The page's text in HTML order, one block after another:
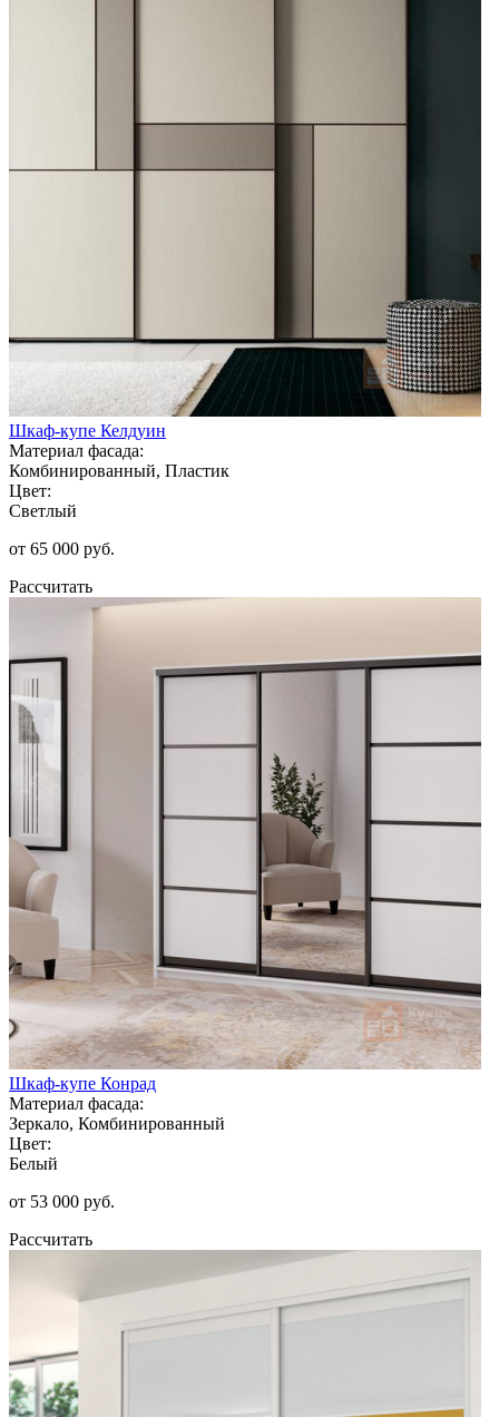
Шкаф-купе Келдуин
Материал фасада:
Комбинированный, Пластик
Цвет:
Светлый
от 65 000 руб.
Рассчитать
Шкаф-купе Конрад
Материал фасада:
Зеркало, Комбинированный
Цвет:
Белый
от 53 000 руб.
Рассчитать